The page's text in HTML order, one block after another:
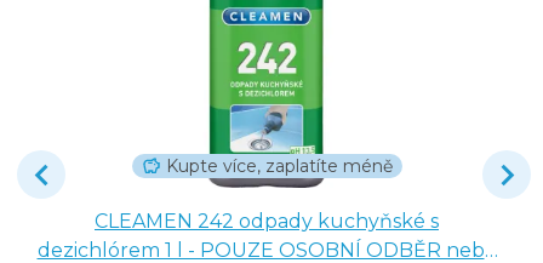
Kupte více, zaplatíte méně
CLEAMEN 242 odpady kuchyňské s
dezichlórem 1 l - POUZE OSOBNÍ ODBĚR nebo